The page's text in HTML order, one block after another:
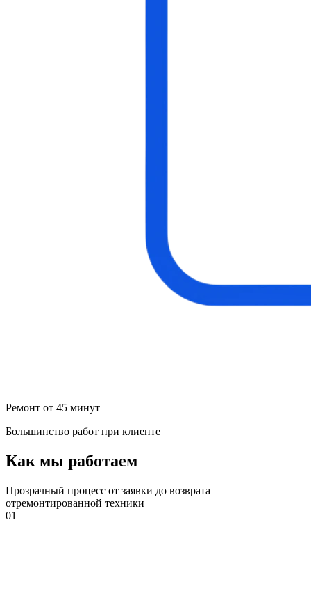
Ремонт от 45 минут
Большинство работ при клиенте
Как мы работаем
Прозрачный процесс от заявки до возврата
отремонтированной техники
01